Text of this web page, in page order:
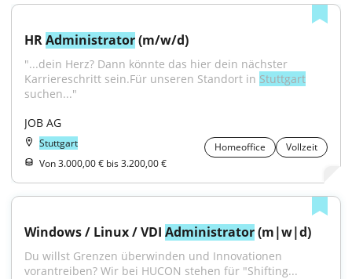
HR Administrator (m/w/d)
"...dein Herz? Dann könnte das hier dein nächster
Karriereschritt sein.Für unseren Standort in Stuttgart
suchen..."
JOB AG
Stuttgart Homeoffice
Vollzeit
Von 3.000,00 € bis 3.200,00 €
Windows / Linux / VDI Administrator (m|w|d)
Du willst Grenzen überwinden und Innovationen
vorantreiben? Wir bei HUCON stehen für "Shifting...